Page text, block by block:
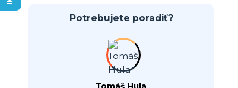
Potrebujete poradiť?